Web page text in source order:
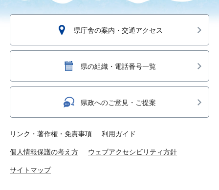
県庁舎の案内・交通アクセス
県の組織・電話番号一覧
県政へのご意見・ご提案
リンク・著作権・免責事項 利用ガイド
個人情報保護の考え方 ウェブアクセシビリティ方針
サイトマップ